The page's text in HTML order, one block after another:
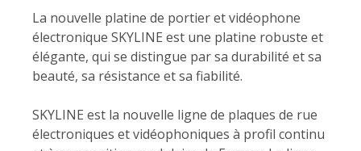
La nouvelle platine de portier et vidéophone
électronique SKYLINE est une platine robuste et
élégante, qui se distingue par sa durabilité et sa
beauté, sa résistance et sa fiabilité.
SKYLINE est la nouvelle ligne de plaques de rue
électroniques et vidéophoniques à profil continu